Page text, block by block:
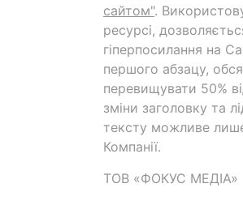
сайтом".
ресурсі,
гіперпосилання на
першого абзацу,
перевищувати 50%
зміни заголовку та
тексту можливе
Компанії.
ТОВ «ФОКУС МЕДІА»